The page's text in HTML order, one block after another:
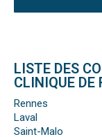
LISTE DES
CLINIQUE DE
Rennes
Laval
Saint-Malo